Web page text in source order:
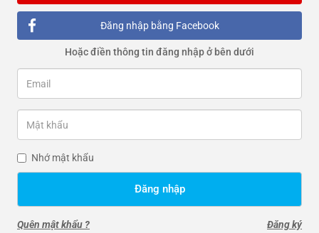
Đăng nhập bằng Facebook
Hoặc điền thông tin đăng nhập ở bên dưới
Nhớ mật khẩu
Đăng nhập
Quên mật khẩu ? Đăng ký